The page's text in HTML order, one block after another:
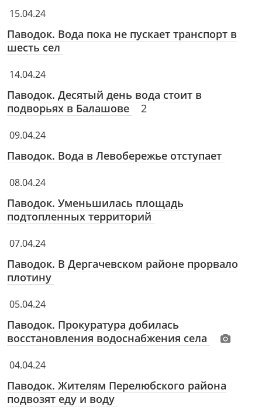
15.04.24
Паводок. Вода пока не пускает транспорт в
шесть сел
14.04.24
Паводок. Десятый день вода стоит в
подворьях в Балашове
2
09.04.24
Паводок. Вода в Левобережье отступает
08.04.24
Паводок. Уменьшилась площадь
подтопленных территорий
07.04.24
Паводок. В Дергачевском районе прорвало
плотину
05.04.24
Паводок. Прокуратура добилась
восстановления водоснабжения села
04.04.24
Паводок. Жителям Перелюбского района
подвозят еду и воду